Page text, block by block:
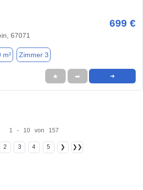
699 €
67071
m² Zimmer 3
★ ➦ ➜
1 - 10 von 157
2 3 4 5 ❯ ❯❯